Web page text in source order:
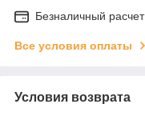
Безналичный расчет
Все условия оплаты
Условия возврата